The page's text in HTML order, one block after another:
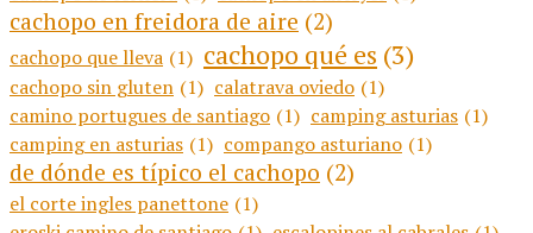
cachopo en freidora de aire (2)
cachopo que lleva (1) cachopo qué es (3)
cachopo sin gluten (1) calatrava oviedo (1)
camino portugues de santiago (1) camping asturias (1)
camping en asturias (1) compango asturiano (1)
de dónde es típico el cachopo (2)
el corte ingles panettone (1)